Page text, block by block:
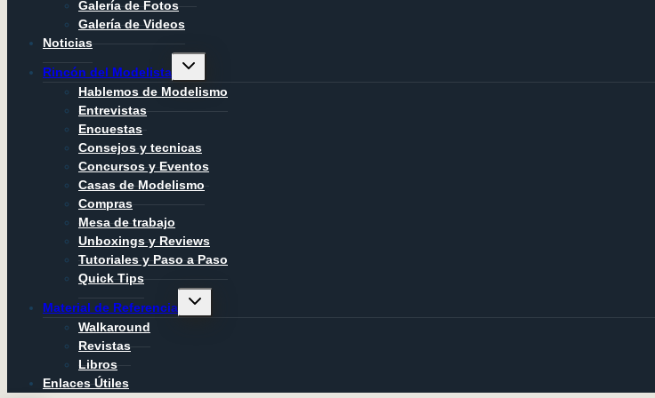
Galería de Fotos
Galería de Videos
Noticias
Rincón del Modelista
Alternar
hijo
Hablemos de Modelismo
Entrevistas
Encuestas
Consejos y tecnicas
Concursos y Eventos
Casas de Modelismo
Compras
Mesa de trabajo
Unboxings y Reviews
Tutoriales y Paso a Paso
Quick Tips
Material de Referencia
Alternar
Walkaround
Revistas
Libros
Enlaces Útiles